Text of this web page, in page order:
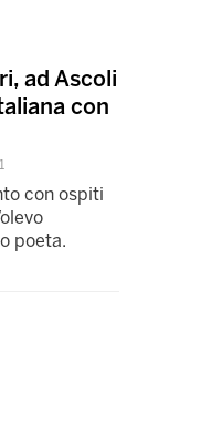
ad Ascoli
con
con ospiti
poeta.